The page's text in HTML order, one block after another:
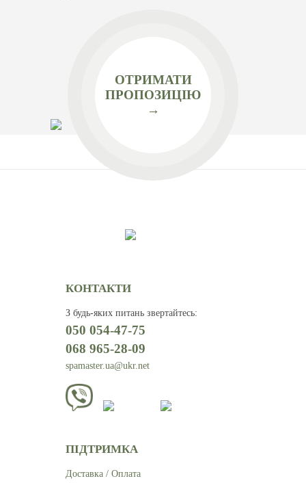
ОТРИМАТИ
ПРОПОЗИЦІЮ
→
КОНТАКТИ
З будь-яких питань звертайтесь:
050 054-47-75
068 965-28-09
spamaster.ua@ukr.net
ПІДТРИМКА
Доставка / Оплата